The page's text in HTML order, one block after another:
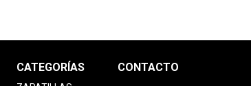
CATEGORÍAS CONTACTO